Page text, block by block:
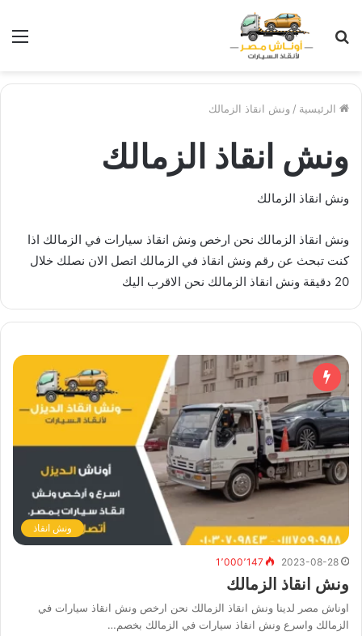
الرئيسية / ونش انقاذ الزمالك
ونش انقاذ الزمالك
ونش انقاذ الزمالك
ونش انقاذ الزمالك نحن ارخص ونش انقاذ سيارات في الزمالك اذا
كنت تبحث عن رقم ونش انقاذ في الزمالك اتصل الان نصلك خلال
20 دقيقة ونش انقاذ الزمالك نحن الاقرب اليك
ونش انقاذ
2023-08-28 1٬000٬147
ونش انقاذ الزمالك
اوناش مصر لدينا ونش انقاذ الزمالك نحن ارخص ونش انقاذ سيارات في
الزمالك واسرع ونش انقاذ سيارات في الزمالك بخصم…